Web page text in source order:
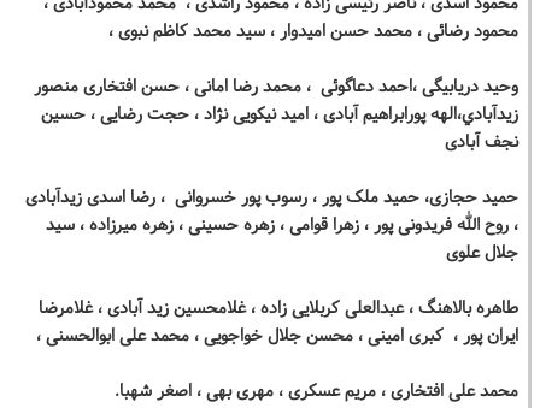
محمود رضائی ، محمد حسن امیدوار ، سید محمد کاظم نبوی ،
وحید دریابیگی ،احمد دعاگوئی ، محمد رضا امانی ، حسن افتخاری منصور
زيدآبادي،الهه پورابراهیم آبادی ، امید نیکویی نژاد ، حجت رضایی ، حسین
نجف آبادی
حمید حجازی، حمید ملک پور ، رسوب پور خسروانی ، رضا اسدی زیدآبادی
، روح الله فریدونی پور ، زهرا قوامی ، زهره حسینی ، زهره میرزاده ، سید
جلال علوی
طاهره بالاهنگ ، عبدالعلی کربلایی زاده ، غلامحسین زید آبادی ، غلامرضا
ایران پور ، کبری امینی ، محسن جلال خواجویی ، محمد علی ابوالحسنی ،
محمد علی افتخاری ، مریم عسکری ، مهری بهی ، اصغر شهبا.